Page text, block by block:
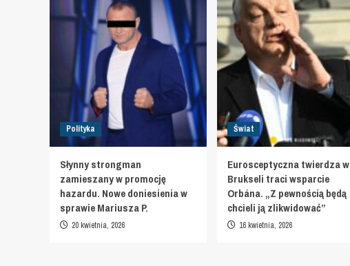
Polityka
Słynny strongman
zamieszany w promocję
hazardu. Nowe doniesienia w
sprawie Mariusza P.
20 kwietnia, 2026
Świat
Eurosceptyczna twierdza w
Brukseli traci wsparcie
Orbána. „Z pewnością będą
chcieli ją zlikwidować”
16 kwietnia, 2026